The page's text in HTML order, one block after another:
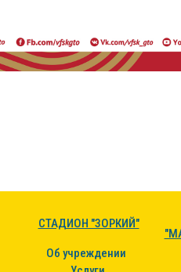
СТАДИОН "ЗОРКИЙ"
Об учреждении